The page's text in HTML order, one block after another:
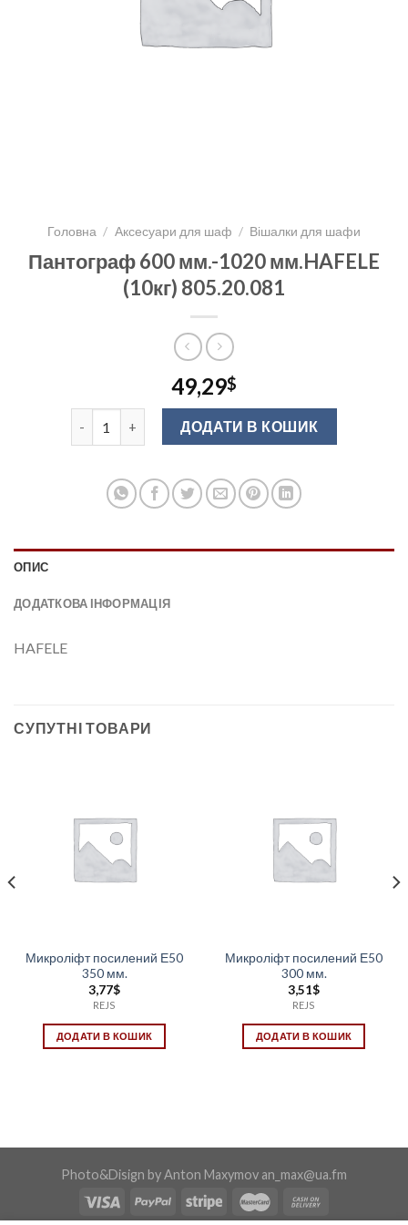
Головна / Аксесуари для шаф / Вішалки для шафи
Пантограф 600 мм.-1020 мм.HAFELE
(10кг) 805.20.081
49,29$
Пантограф 600 мм.-1020 мм.HAFELE (10кг) 805.20.081
ДОДАТИ В КОШИК
ОПИС
ДОДАТКОВА ІНФОРМАЦІЯ
HAFELE
СУПУТНІ ТОВАРИ
Микроліфт посилений Е50
350 мм.
3,77$
REJS
ДОДАТИ В КОШИК
Микроліфт посилений Е50
300 мм.
3,51$
REJS
ДОДАТИ В КОШИК
Photo&Disign by Anton Maxymov an_max@ua.fm